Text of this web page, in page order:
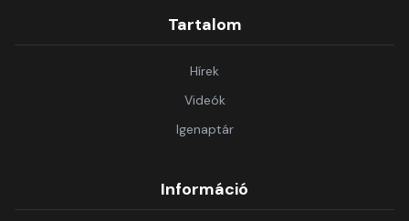
Tartalom
Hírek
Videók
Igenaptár
Információ